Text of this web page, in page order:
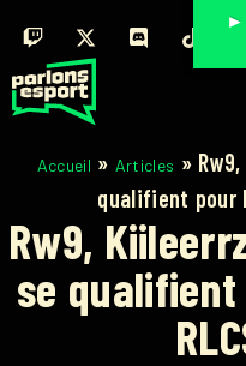
Accueil » Articles »
qualifient pour
Rw9,
se
►